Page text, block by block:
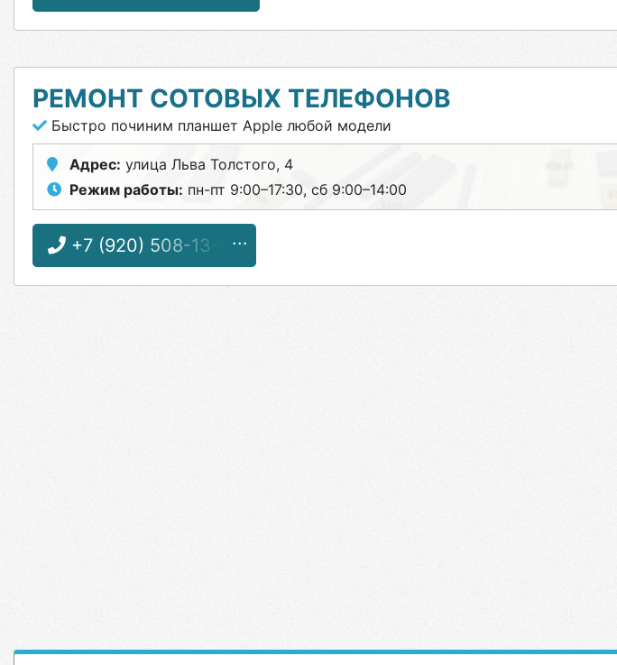
РЕМОНТ СОТОВЫХ ТЕЛЕФОНОВ
Быстро починим планшет Apple любой модели
Адрес: улица Льва Толстого, 4
Режим работы: пн-пт 9:00–17:30, сб 9:00–14:00
+7 (920) 508-13-66